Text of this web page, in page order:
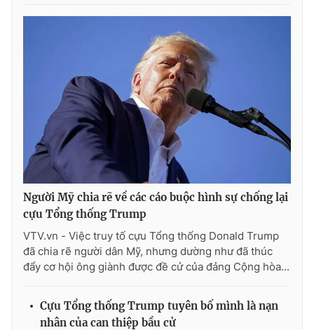
Người Mỹ chia rẽ về các cáo buộc hình sự chống lại
cựu Tổng thống Trump
VTV.vn - Việc truy tố cựu Tổng thống Donald Trump
đã chia rẽ người dân Mỹ, nhưng dường như đã thúc
đẩy cơ hội ông giành được đề cử của đảng Cộng hòa...
Cựu Tổng thống Trump tuyên bố mình là nạn
nhân của can thiệp bầu cử